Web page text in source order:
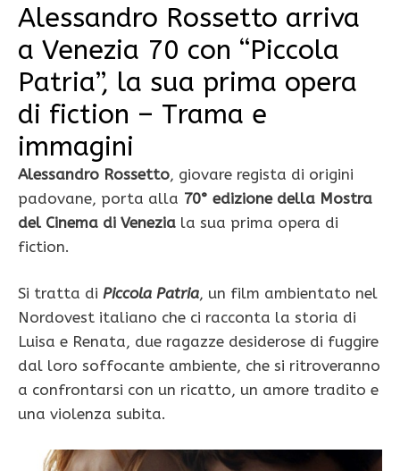
Alessandro Rossetto arriva
a Venezia 70 con “Piccola
Patria”, la sua prima opera
di fiction – Trama e
immagini
Alessandro Rossetto, giovare regista di origini
padovane, porta alla 70° edizione della Mostra
del Cinema di Venezia la sua prima opera di
fiction.
Si tratta di Piccola Patria, un film ambientato nel
Nordovest italiano che ci racconta la storia di
Luisa e Renata, due ragazze desiderose di fuggire
dal loro soffocante ambiente, che si ritroveranno
a confrontarsi con un ricatto, un amore tradito e
una violenza subita.